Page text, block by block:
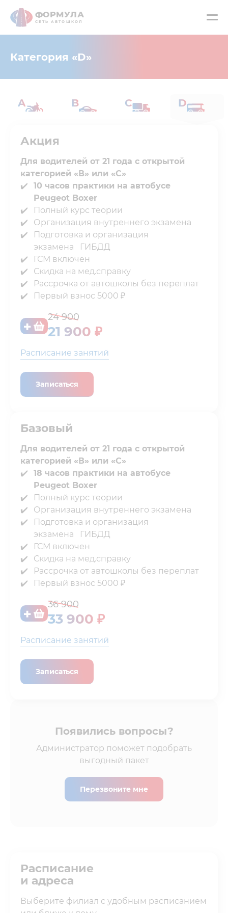
ФОРМУЛА
СЕТЬ АВТОШКОЛ
Категория «D»
A B C D
Акция
Для водителей от 21 года с открытой
категорией «В» или «C»
10 часов практики на автобусе
Peugeot Boxer
Полный курс теории⁣⁣
Организация внутреннего экзамена⁣⁣
Подготовка и организация
экзамена⁣⁣⠀ГИБДД⁣⁣
ГСМ включен⁣⁣
Скидка на мед.справку⁣⁣
Рассрочка от автошколы⁣⁣ без переплат⁣⁣
Первый взнос 5000 ₽⁣⁣
24 900
21 900 ₽
Расписание занятий
Записаться
Базовый
Для водителей от 21 года с открытой
категорией «В» или «C»
18 часов практики на автобусе
Peugeot Boxer
Полный курс теории⁣⁣
Организация внутреннего экзамена⁣⁣
Подготовка и организация
экзамена⁣⁣⠀ГИБДД⁣⁣
ГСМ включен⁣⁣
Скидка на мед.справку⁣⁣
Рассрочка от автошколы без переплат⁣⁣⁣⁣
Первый взнос 5000 ₽⁣⁣
36 900
33 900 ₽
Расписание занятий
Записаться
Появились вопросы?
Администратор поможет подобрать
выгодный пакет
Перезвоните мне
Расписание
и адреса
Выберите филиал с удобным расписанием